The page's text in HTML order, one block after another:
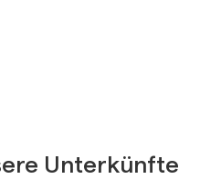
Unterkünfte